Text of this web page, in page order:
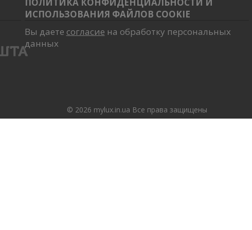
ИСПОЛЬЗОВАНИЯ ФАЙЛОВ COOKIE
Вы даете согласие на обработку персональных
данных
© 2026 mylux.in.ua Все права защищены